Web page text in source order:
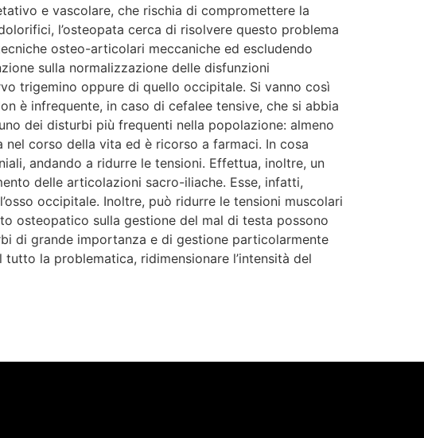
e vascolare, che rischia di compromettere la
l’osteopata cerca di risolvere questo problema
osteo-articolari meccaniche ed escludendo
sulla normalizzazione delle disfunzioni
trigemino oppure di quello occipitale. Si vanno così
è infrequente, in caso di cefalee tensive, che si abbia
dei disturbi più frequenti nella popolazione: almeno
corso della vita ed è ricorso a farmaci. In cosa
andando a ridurre le tensioni. Effettua, inoltre, un
delle articolazioni sacro-iliache. Esse, infatti,
occipitale. Inoltre, può ridurre le tensioni muscolari
osteopatico sulla gestione del mal di testa possono
di grande importanza e di gestione particolarmente
la problematica, ridimensionare l’intensità del